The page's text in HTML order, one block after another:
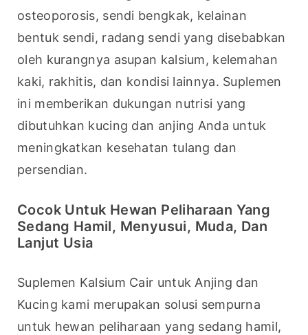
osteoporosis, sendi bengkak, kelainan
bentuk sendi, radang sendi yang disebabkan
oleh kurangnya asupan kalsium, kelemahan
kaki, rakhitis, dan kondisi lainnya. Suplemen
ini memberikan dukungan nutrisi yang
dibutuhkan kucing dan anjing Anda untuk
meningkatkan kesehatan tulang dan
persendian.
Cocok Untuk Hewan Peliharaan Yang
Sedang Hamil, Menyusui, Muda, Dan
Lanjut Usia
Suplemen Kalsium Cair untuk Anjing dan
Kucing kami merupakan solusi sempurna
untuk hewan peliharaan yang sedang hamil,